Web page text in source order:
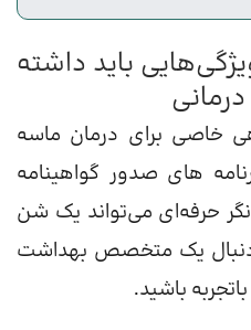
باید داشته
خاصی برای درمان ماسه
های صدور گواهینامه
حرفه‌ای می‌تواند یک شن
دنبال یک متخصص بهداشت
باشید.